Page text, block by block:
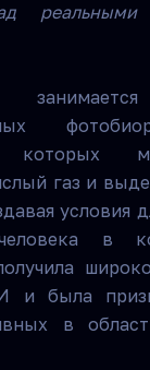
реальными
газ и
условия
в
и была
в